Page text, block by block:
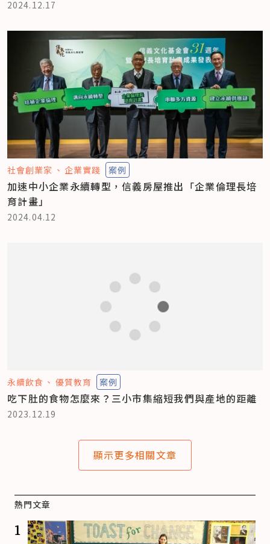
2024.12.17
社會創業家 企業實踐 案例
加速中小企業永續轉型，信義房屋推出「企業倫理長培
育計畫」
2024.04.12
永續飲食 優質教育 案例
吃下肚的食物怎麼來？三小市集縮短我們與產地的距離
2023.12.19
顯示更多相關文章
熱門文章
1